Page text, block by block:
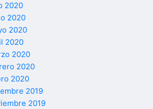
2020
2020
2020
2020
2020
2020
2020
2019
2019